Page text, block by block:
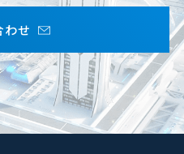
わせ